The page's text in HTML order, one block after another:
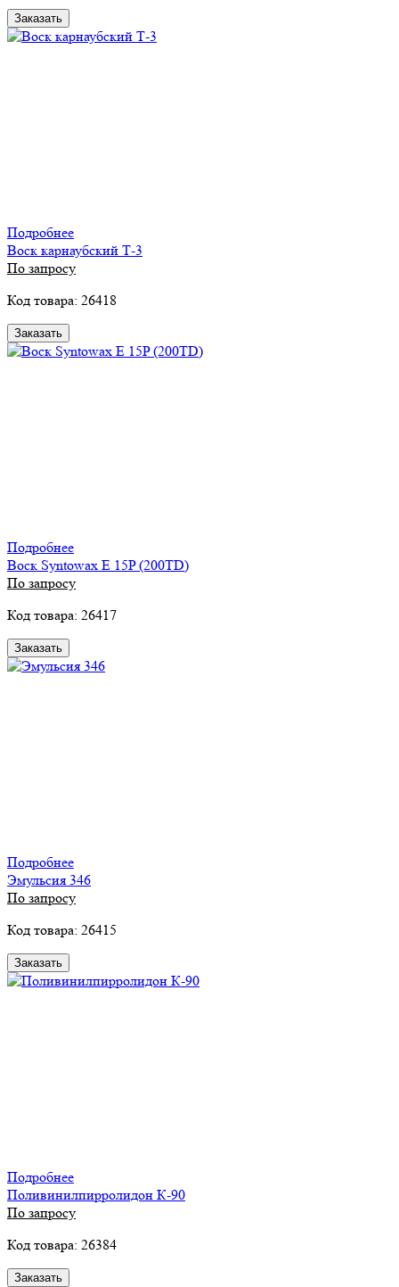
Заказать
Подробнее
Воск карнаубский Т-3
По запросу
Код товара: 26418
Заказать
Подробнее
Воск Syntowax E 15P (200TD)
По запросу
Код товара: 26417
Заказать
Подробнее
Эмульсия 346
По запросу
Код товара: 26415
Заказать
Подробнее
Поливинилпирролидон К-90
По запросу
Код товара: 26384
Заказать